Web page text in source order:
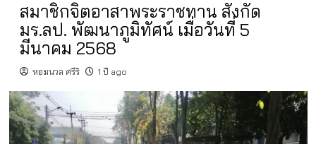
สมาชิกจิตอาสาพระราชทาน สังกัด
มร.ลป. พัฒนาภูมิทัศน์ เมื่อวันที่ 5
มีนาคม 2568
หอมนวล ศรีริ 1 ปี ago